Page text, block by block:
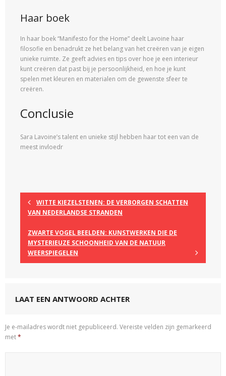
Haar boek
In haar boek “Manifesto for the Home” deelt Lavoine haar
filosofie en benadrukt ze het belang van het creëren van je eigen
unieke ruimte. Ze geeft advies en tips over hoe je een interieur
kunt creëren dat past bij je persoonlijkheid, en hoe je kunt
spelen met kleuren en materialen om de gewenste sfeer te
creëren.
Conclusie
Sara Lavoine’s talent en unieke stijl hebben haar tot een van de
meest invloedr
WITTE KIEZELSTENEN: DE VERBORGEN SCHATTEN
VAN NEDERLANDSE STRANDEN
ZWARTE VOGEL BEELDEN: KUNSTWERKEN DIE DE
MYSTERIEUZE SCHOONHEID VAN DE NATUUR
WEERSPIEGELEN
LAAT EEN ANTWOORD ACHTER
Je e-mailadres wordt niet gepubliceerd. Vereiste velden zijn gemarkeerd
met*